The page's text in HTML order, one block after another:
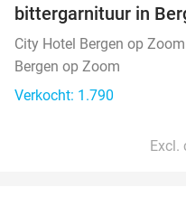
bittergarnituur in
City Hotel Bergen op Zoom
Bergen op Zoom
Verkocht: 1.790
Excl.